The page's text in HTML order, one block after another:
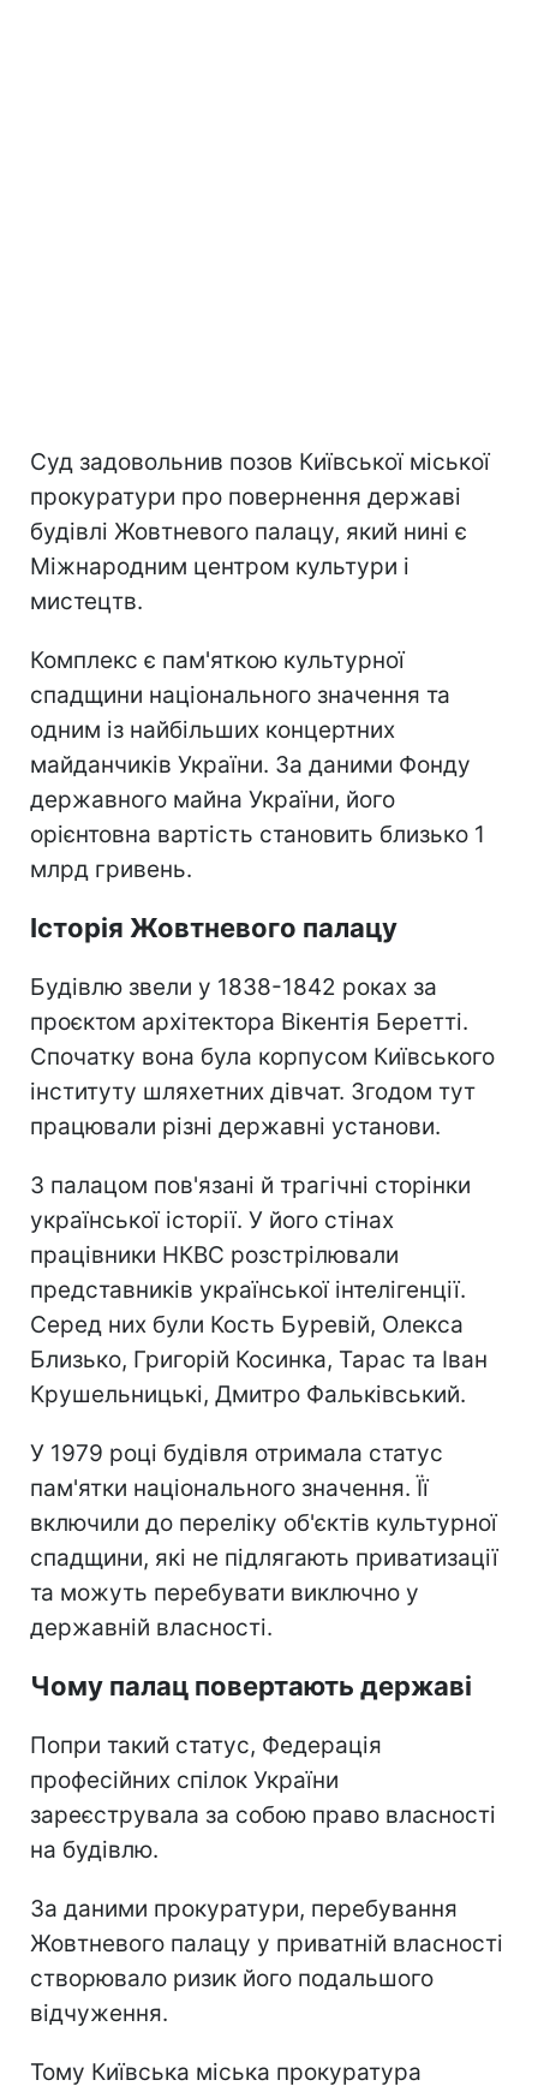
Суд задовольнив позов Київської міської
прокуратури про повернення державі
будівлі Жовтневого палацу, який нині є
Міжнародним центром культури і
мистецтв.
Комплекс є пам'яткою культурної
спадщини національного значення та
одним із найбільших концертних
майданчиків України. За даними Фонду
державного майна України, його
орієнтовна вартість становить близько 1
млрд гривень.
Історія Жовтневого палацу
Будівлю звели у 1838-1842 роках за
проєктом архітектора Вікентія Беретті.
Спочатку вона була корпусом Київського
інституту шляхетних дівчат. Згодом тут
працювали різні державні установи.
З палацом пов'язані й трагічні сторінки
української історії. У його стінах
працівники НКВС розстрілювали
представників української інтелігенції.
Серед них були Кость Буревій, Олекса
Близько, Григорій Косинка, Тарас та Іван
Крушельницькі, Дмитро Фальківський.
У 1979 році будівля отримала статус
пам'ятки національного значення. Її
включили до переліку об'єктів культурної
спадщини, які не підлягають приватизації
та можуть перебувати виключно у
державній власності.
Чому палац повертають державі
Попри такий статус, Федерація
професійних спілок України
зареєструвала за собою право власності
на будівлю.
За даними прокуратури, перебування
Жовтневого палацу у приватній власності
створювало ризик його подальшого
відчуження.
Тому Київська міська прокуратура